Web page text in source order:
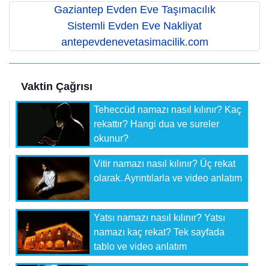
Gaziantep Evden Eve Taşımacılık
Sistemli Evden Eve Nakliyat
antepevdenevetasimacilik.com
Vaktin Çağrısı
Teheccüd namazı nasıl kılınır? Kaç
rekattır? Hangi dua ve sureler
okunur?
Vitir namazı nasıl kılınır? Üç rekat
olarak. Ayrıntılarla ve video anlatım
Yatsı namazı nasıl kılınır? Yatsı
namazı kaç rekat? Tek sayfada
tablo ve video anlatım